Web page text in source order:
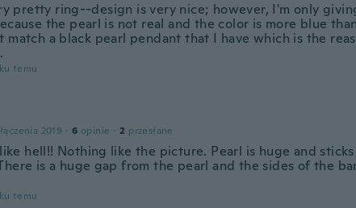
pretty ring--design is very nice; however, I'm only
the pearl is not real and the color is more blue
match a black pearl pendant that I have which is the
temu
2019 · 6 opinie · 2 przesłane
hell!! Nothing like the picture. Pearl is huge and
is a huge gap from the pearl and the sides of the
temu